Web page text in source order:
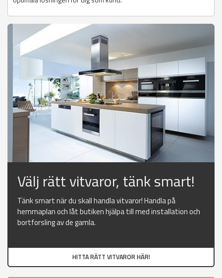
Välj rätt vitvaror, tänk smart!
Tänk smart när du skall handla vitvaror! Handla på
hemmaplan och låt butiken hjälpa till med installation och
bortforsling av de gamla.
HITTA RÄTT VITVAROR HÄR!